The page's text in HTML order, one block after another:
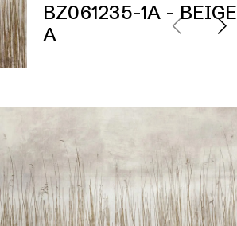
BZ061235-1A - BEIGE
A